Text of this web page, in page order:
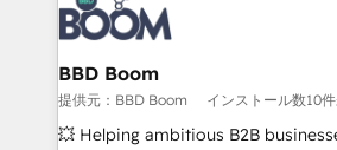
Seamless CRM, CMS, and
Complex platform migrations and
Custom APIs and third-party integrations 📈
End Revenue Acceleration •
pipeline growth programs • Sales
BBD Boom
提供元：BBD Boom インストール数10
💥 Helping ambitious B2B